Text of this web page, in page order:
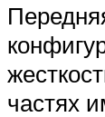
частях